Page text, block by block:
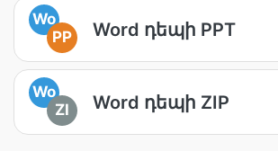
Wo
PP
Word դեպի PPT
Wo
ZI
Word դեպի ZIP